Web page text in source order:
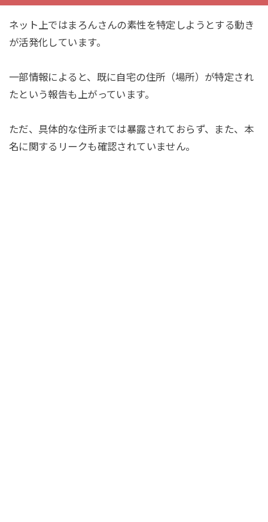
ネット上ではまろんさんの素性を特定しようとする動き
が活発化しています。
一部情報によると、既に自宅の住所（場所）が特定され
たという報告も上がっています。
ただ、具体的な住所までは暴露されておらず、また、本
名に関するリークも確認されていません。